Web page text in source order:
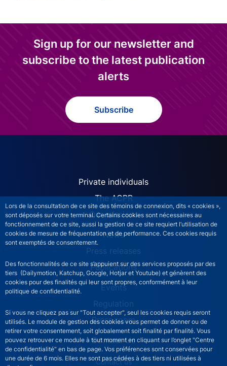
Lors de la consultation de ce site des témoins de connexion, dits « cookies »,
sont déposés sur votre terminal. Certains cookies sont nécessaires au
fonctionnement de ce site, aussi la gestion de ce site requiert l’utilisation de
cookies de mesure de fréquentation et de performance. Ces cookies requis
sont exemptés de consentement.
Des fonctionnalités de ce site s’appuient sur des services proposés par des
tiers (Dailymotion, Katchup, Google, Hotjar et Youtube) et génèrent des
cookies pour des finalités qui leur sont propres, conformément à leur
politique de confidentialité.
Si vous ne cliquez pas sur "Tout accepter", seul les cookies requis seront
utilisés. Le module de gestion des cookies vous permet de donner ou de
retirer votre consentement, soit globalement soit finalité par finalité. Vous
pouvez retrouver ce module à tout moment en cliquant sur l’onglet "Centre
de confidentialité" en bas de page. Vos préférences sont conservées pour
une durée de 6 mois. Elles ne sont pas cédées à des tiers ni utilisées à
Sign up for our newsletter and
subscribe to the latest publication
alerts
Subscribe
ACPR site navigation
Private individuals
The ACPR
Our missions
News
Press releases
Publications
Events
Regulation
Press room
Contact Us
ACPR footer secondary menu (English)
Contact us